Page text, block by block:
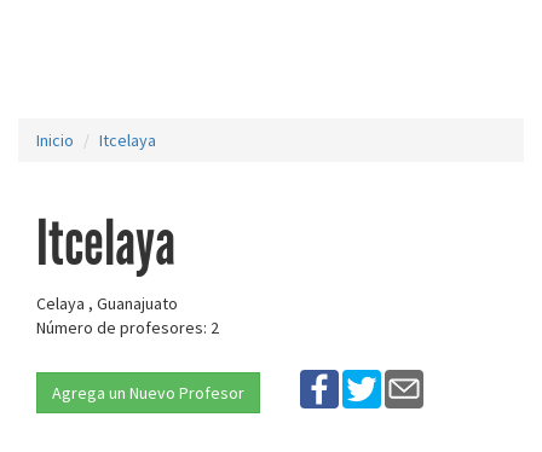
Inicio Itcelaya
Itcelaya
Celaya , Guanajuato
Número de profesores: 2
Agrega un Nuevo Profesor